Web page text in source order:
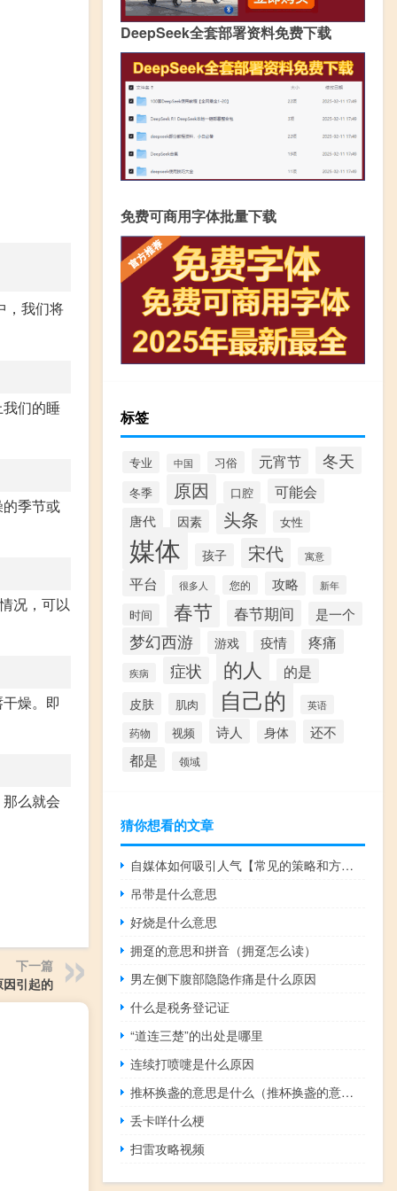
，我们将
们的睡
季节或
况，可以
燥。即
么就会
下一篇
引起的
DeepSeek全套部署资料免费下载
免费可商用字体批量下载
标签
专业 中国 习俗 元宵节 冬天
冬季 原因 口腔
可能会
唐代
因素 头条 女性
媒体 孩子 宋代 寓意
平台 很多人 您的 攻略 新年
时间 春节 春节期间 是一个
梦幻西游 游戏 疫情 疼痛
疾病 症状 的人 的是
皮肤 肌肉 自己的 英语
药物 视频 诗人 身体 还不
都是 领域
猜你想看的文章
自媒体如何吸引人气【常见的策略和方法提高吸引力】
吊带是什么意思
好烧是什么意思
拥趸的意思和拼音（拥趸怎么读）
男左侧下腹部隐隐作痛是什么原因
什么是税务登记证
“道连三楚”的出处是哪里
连续打喷嚏是什么原因
推杯换盏的意思是什么（推杯换盏的意思）
丢卡咩什么梗
扫雷攻略视频